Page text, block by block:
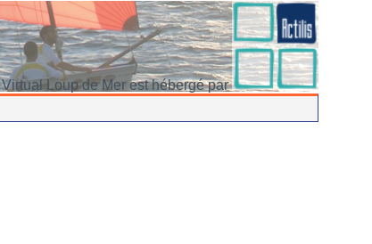
Virtual Loup de Mer est hébergé par